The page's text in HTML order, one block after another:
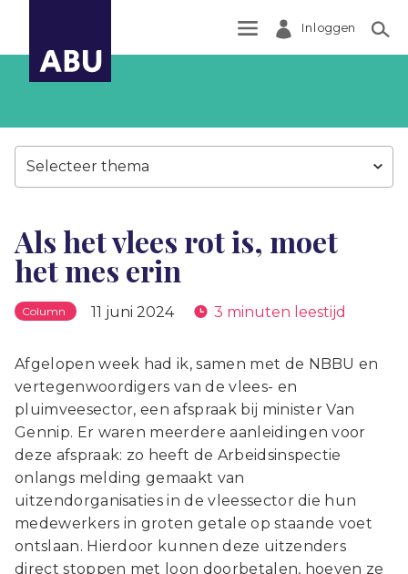
Inloggen
Selecteer thema
Als het vlees rot is, moet
het mes erin
Column 11 juni 2024 3 minuten leestijd
Afgelopen week had ik, samen met de NBBU en
vertegenwoordigers van de vlees- en
pluimveesector, een afspraak bij minister Van
Gennip. Er waren meerdere aanleidingen voor
deze afspraak: zo heeft de Arbeidsinspectie
onlangs melding gemaakt van
uitzendorganisaties in de vleessector die hun
medewerkers in groten getale op staande voet
ontslaan. Hierdoor kunnen deze uitzenders
direct stoppen met loon doorbetalen, hoeven ze